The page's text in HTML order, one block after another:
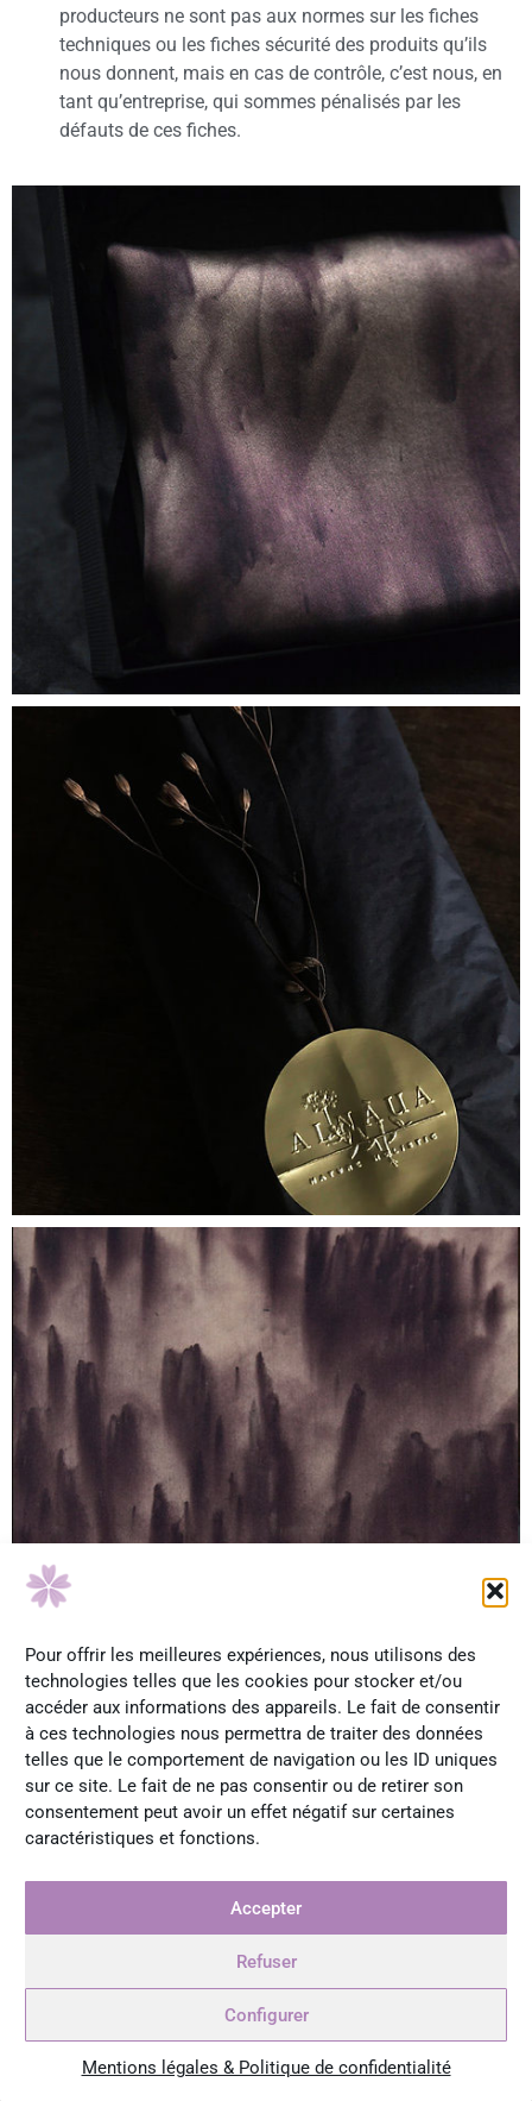
Pour offrir les meilleures expériences, nous utilisons des
technologies telles que les cookies pour stocker et/ou
accéder aux informations des appareils. Le fait de consentir
à ces technologies nous permettra de traiter des données
telles que le comportement de navigation ou les ID uniques
sur ce site. Le fait de ne pas consentir ou de retirer son
consentement peut avoir un effet négatif sur certaines
caractéristiques et fonctions.
Accepter
Refuser
Configurer
Mentions légales & Politique de confidentialité
producteurs ne sont pas aux normes sur les fiches
techniques ou les fiches sécurité des produits qu’ils
nous donnent, mais en cas de contrôle, c’est nous, en
tant qu’entreprise, qui sommes pénalisés par les
défauts de ces fiches.
légende
Est-ce que vous sentez un intérêt croissant pour tout ce qui
tourne autour des plantes, dans le grand public ?
Oui, oui, si l’on regarde 15 ou 20 ans en arrière, il n’y
avait pas un tel engouement pour ces choses. Je
qu’ils mettent sur leur peau. On peut le voir aujourd’hui,
commencent enfin à arrêter de mettre de la pétrochimie
dans leurs produits, car leur clientèle prend conscience